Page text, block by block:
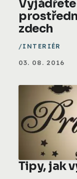
zdech
INTERIÉR
03. 08. 2016
Tipy, jak